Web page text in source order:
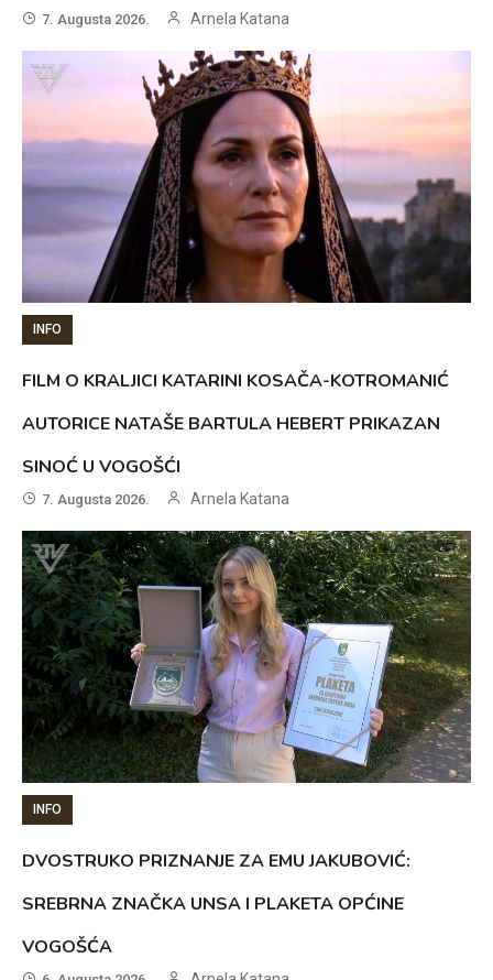
7. Augusta 2026. Arnela Katana
INFO
FILM O KRALJICI KATARINI KOSAČA-KOTROMANIĆ
AUTORICE NATAŠE BARTULA HEBERT PRIKAZAN
SINOĆ U VOGOŠĆI
7. Augusta 2026. Arnela Katana
INFO
DVOSTRUKO PRIZNANJE ZA EMU JAKUBOVIĆ:
SREBRNA ZNAČKA UNSA I PLAKETA OPĆINE
VOGOŠĆA